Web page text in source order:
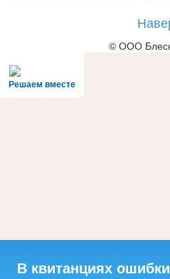
© ООО
Решаем вместе
В квитанциях